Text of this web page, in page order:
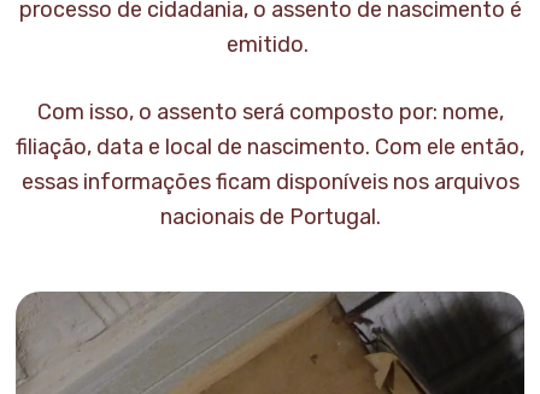
processo de cidadania, o assento de nascimento é
emitido.
Com isso, o assento será composto por: nome,
filiação, data e local de nascimento. Com ele então,
essas informações ficam disponíveis nos arquivos
nacionais de Portugal.